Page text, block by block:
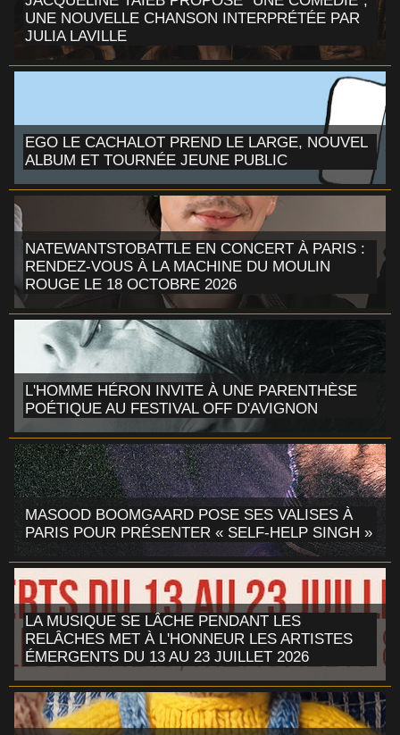
UNE NOUVELLE CHANSON INTERPRÉTÉE PAR
JULIA LAVILLE
EGO LE CACHALOT PREND LE LARGE, NOUVEL
ALBUM ET TOURNÉE JEUNE PUBLIC
NATEWANTSTOBATTLE EN CONCERT À PARIS :
RENDEZ-VOUS À LA MACHINE DU MOULIN
ROUGE LE 18 OCTOBRE 2026
L'HOMME HÉRON INVITE À UNE PARENTHÈSE
POÉTIQUE AU FESTIVAL OFF D'AVIGNON
MASOOD BOOMGAARD POSE SES VALISES À
PARIS POUR PRÉSENTER « SELF-HELP SINGH »
LA MUSIQUE SE LÂCHE PENDANT LES
RELÂCHES MET À L'HONNEUR LES ARTISTES
ÉMERGENTS DU 13 AU 23 JUILLET 2026